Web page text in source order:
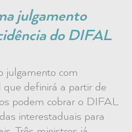
julgamento
do DIFAL
julgamento com
que definirá a partir de
podem cobrar o DIFAL
interestaduais para